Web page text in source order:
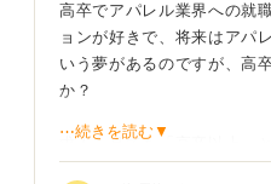
高卒でアパレル業界への就
ョンが好きで、将来はアパ
いう夢があるのですが、高
か？
求人を見ても「高卒以上」
⋯続きを読む▼